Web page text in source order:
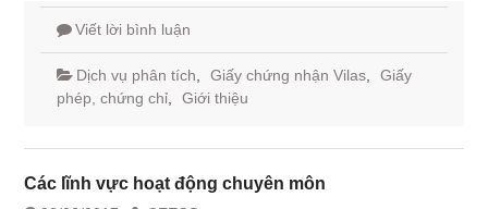
Viết lời bình luận
Dịch vụ phân tích Giấy chứng nhận Vilas,
Giấy
phép, chứng chỉ, Giới thiệu
Các lĩnh vực hoạt động chuyên môn